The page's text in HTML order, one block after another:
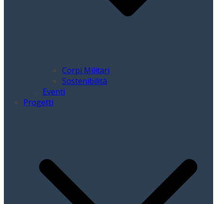
Corpi Militari
Sostenibilità
Eventi
Progetti